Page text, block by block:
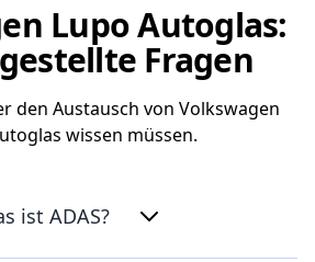
Lupo Autoglas:
Fragen
den Austausch von Volkswagen
wissen müssen.
ist ADAS?